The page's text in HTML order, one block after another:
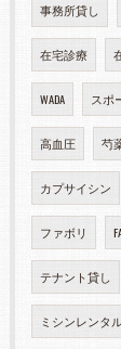
事務所貸し
在宅診療
WADA スポ
高血圧 芍
カプサイシン
ファボリ
テナント貸し
ミシンレンタ